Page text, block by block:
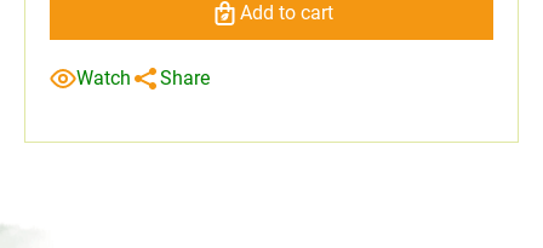
Add to cart
Watch Share